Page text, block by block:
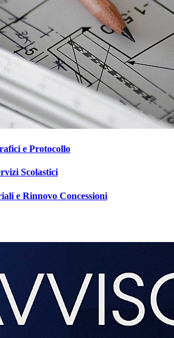
e Protocollo
Scolastici
e Rinnovo Concessioni